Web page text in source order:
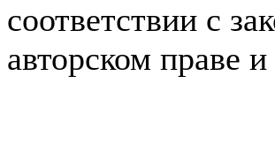
соответствии с
авторском праве